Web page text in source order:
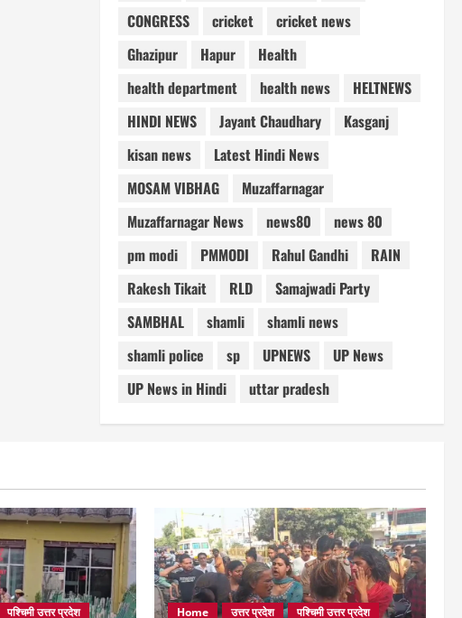
CONGRESS
cricket
cricket news
Ghazipur
Hapur
Health
health department
health news
HELTNEWS
HINDI NEWS
Jayant Chaudhary
Kasganj
kisan news
Latest Hindi News
MOSAM VIBHAG
Muzaffarnagar
Muzaffarnagar News
news80
news 80
pm modi
PMMODI Rahul Gandhi
RAIN
Rakesh Tikait
RLD
Samajwadi Party
SAMBHAL
shamli
shamli news
shamli police
sp UPNEWS
UP News
UP News in Hindi
uttar pradesh
पश्चिमी उत्तर प्रदेश Home उत्तर प्रदेश पश्चिमी उत्तर प्रदेश